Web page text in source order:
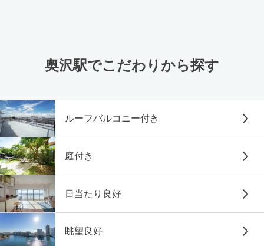
奥沢駅でこだわりから探す
ルーフバルコニー付き
庭付き
日当たり良好
眺望良好